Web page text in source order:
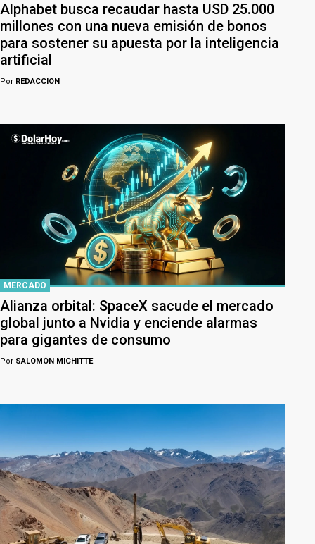
Alphabet busca recaudar hasta USD 25.000
millones con una nueva emisión de bonos
para sostener su apuesta por la inteligencia
artificial
Por REDACCION
MERCADO
Alianza orbital: SpaceX sacude el mercado
global junto a Nvidia y enciende alarmas
para gigantes de consumo
Por SALOMÓN MICHITTE